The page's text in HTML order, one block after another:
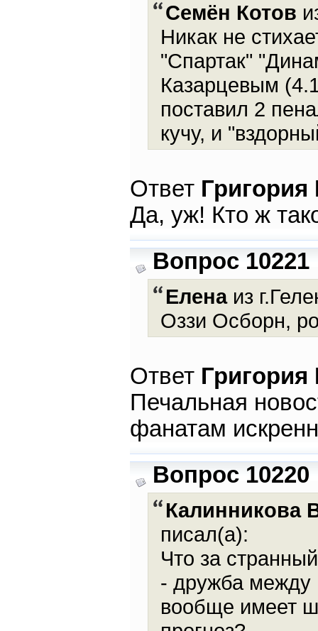
Семён Котов
Никак не
"Спартак"
Казарцевым
поставил 2
кучу, и
Ответ
Да, уж! Кто ж
Вопрос 10221
Еленаиз
Оззи Осборн,
Ответ
Печальная
фанатам
Вопрос 10220
Калинникова
писал(а):
Что за
- дружба между
вообще имеет